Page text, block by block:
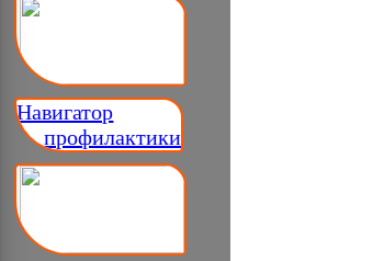
Навигатор
__ профилактики